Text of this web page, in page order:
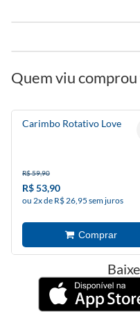
Quem viu
Carimbo Rotativo Love
R$ 59,90
R$ 53,90
ou 2x de R$ 26,95 sem juros